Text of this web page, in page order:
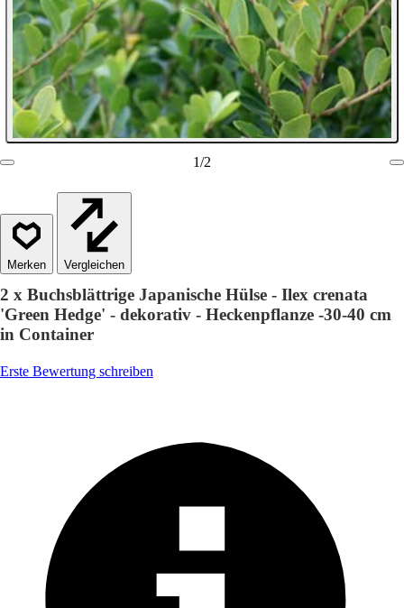
1/2
Vergleichen
2 x Buchsblättrige Japanische Hülse - Ilex crenata
'Green Hedge' - dekorativ - Heckenpflanze -30-40 cm
in Container
Erste Bewertung schreiben